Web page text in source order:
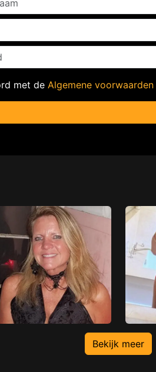
met de Algemene voorwaarden
Bekijk meer